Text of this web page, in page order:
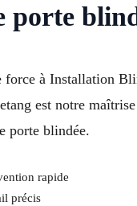
porte
à Installation
est notre
porte blindée.
rapide
précis